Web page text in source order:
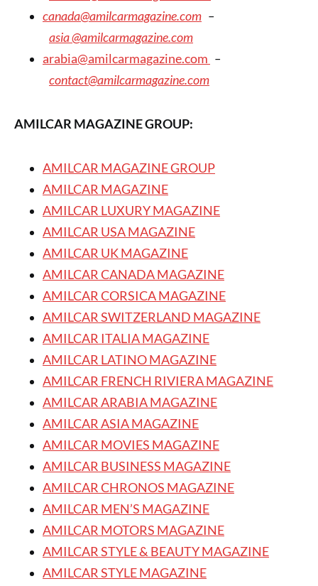
canada@amilcarmagazine.com –
asia@amilcarmagazine.com
arabia@amilcarmagazine.com –
contact@amilcarmagazine.com
AMILCAR MAGAZINE GROUP:
AMILCAR MAGAZINE GROUP
AMILCAR MAGAZINE
AMILCAR LUXURY MAGAZINE
AMILCAR USA MAGAZINE
AMILCAR UK MAGAZINE
AMILCAR CANADA MAGAZINE
AMILCAR CORSICA MAGAZINE
AMILCAR SWITZERLAND MAGAZINE
AMILCAR ITALIA MAGAZINE
AMILCAR LATINO MAGAZINE
AMILCAR FRENCH RIVIERA MAGAZINE
AMILCAR ARABIA MAGAZINE
AMILCAR ASIA MAGAZINE
AMILCAR MOVIES MAGAZINE
AMILCAR BUSINESS MAGAZINE
AMILCAR CHRONOS MAGAZINE
AMILCAR MEN’S MAGAZINE
AMILCAR MOTORS MAGAZINE
AMILCAR STYLE & BEAUTY MAGAZINE
AMILCAR STYLE MAGAZINE